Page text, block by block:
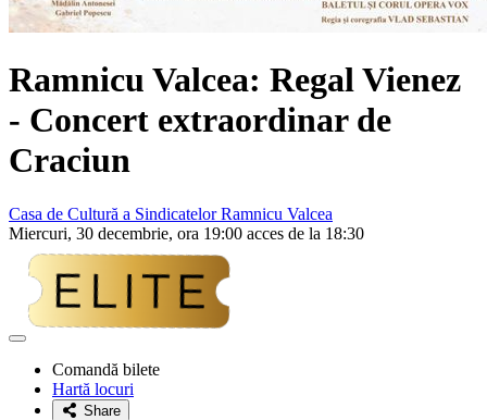
Ramnicu Valcea: Regal Vienez
- Concert extraordinar de
Craciun
Casa de Cultură a Sindicatelor Ramnicu Valcea
Miercuri, 30 decembrie, ora 19:00 acces de la 18:30
Adaugă
favoriteComandă bilete
Hartă locuri
Share